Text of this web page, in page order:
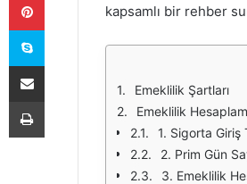
kapsamlı bir rehber
Emeklilik Şartları
Emeklilik
1. Sigorta Giriş
2. Prim Gün
3. Emeklilik
Skype
E-Posta ile paylaş